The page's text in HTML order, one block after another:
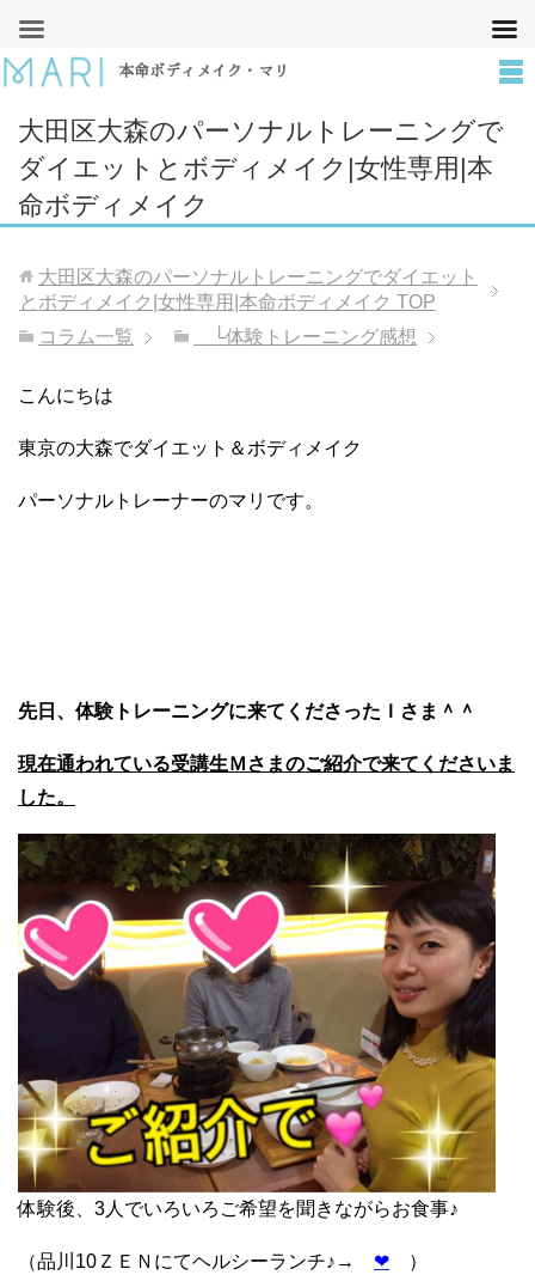
本命ボディメイク・マリ
大田区大森のパーソナルトレーニングで
ダイエットとボディメイク|女性専用|本
命ボディメイク
大田区大森のパーソナルトレーニングでダイエット
とボディメイク|女性専用|本命ボディメイク TOP
コラム一覧
└体験トレーニング感想
こんにちは
東京の大森でダイエット＆ボディメイク
パーソナルトレーナーのマリです。
先日、体験トレーニングに来てくださったＩさま＾＾
現在通われている受講生Ｍさまのご紹介で来てくださいま
した。
体験後、3人でいろいろご希望を聞きながらお食事♪
（品川10ＺＥＮにてヘルシーランチ♪→ ❤ ）